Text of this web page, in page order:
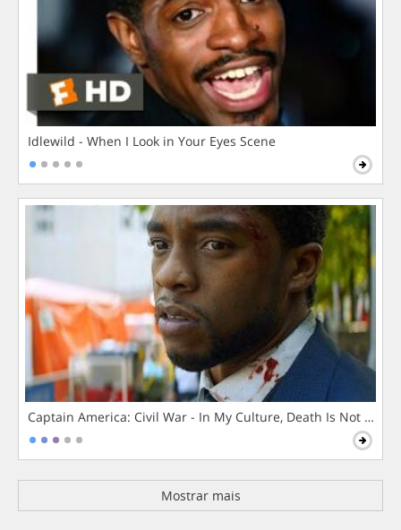
Idlewild - When I Look in Your Eyes Scene
Captain America: Civil War - In My Culture, Death Is Not The
Mostrar mais